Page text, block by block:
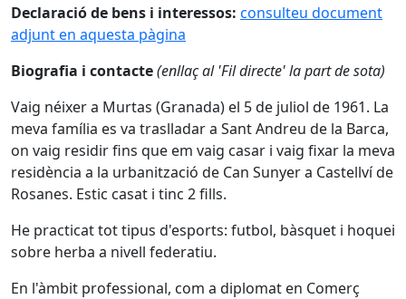
Declaració de bens i interessos: consulteu document
adjunt en aquesta pàgina
Biografia i contacte(enllaç al 'Fil directe' la part de sota)
Vaig néixer a Murtas (Granada) el 5 de juliol de 1961. La
meva família es va traslladar a Sant Andreu de la Barca,
on vaig residir fins que em vaig casar i vaig fixar la meva
residència a la urbanització de Can Sunyer a Castellví de
Rosanes. Estic casat i tinc 2 fills.
He practicat tot tipus d'esports: futbol, bàsquet i hoquei
sobre herba a nivell federatiu.
En l'àmbit professional, com a diplomat en Comerç